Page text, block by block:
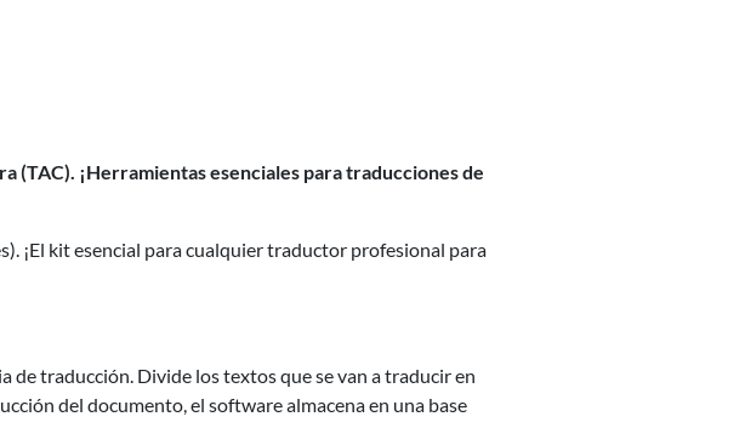
(TAC). ¡Herramientas esenciales para traducciones de
¡El kit esencial para cualquier traductor profesional para
de traducción. Divide los textos que se van a traducir en
del documento, el software almacena en una base